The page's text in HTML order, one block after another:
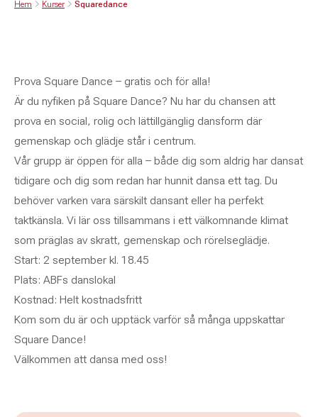
Hem Kurser Squaredance
Prova Square Dance – gratis och för alla!
Är du nyfiken på Square Dance? Nu har du chansen att
prova en social, rolig och lättillgänglig dansform där
gemenskap och glädje står i centrum.
Vår grupp är öppen för alla – både dig som aldrig har dansat
tidigare och dig som redan har hunnit dansa ett tag. Du
behöver varken vara särskilt dansant eller ha perfekt
taktkänsla. Vi lär oss tillsammans i ett välkomnande klimat
som präglas av skratt, gemenskap och rörelseglädje.
Start: 2 september kl. 18.45
Plats: ABFs danslokal
Kostnad: Helt kostnadsfritt
Kom som du är och upptäck varför så många uppskattar
Square Dance!
Välkommen att dansa med oss!